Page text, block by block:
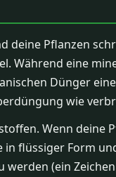
deine Pflanzen
Während eine
Dünger
wie
Wenn deine
flüssiger Form
werden (ein